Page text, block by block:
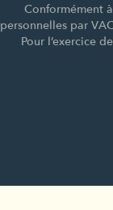
Conformément
personnelles par
Pour l’exercice